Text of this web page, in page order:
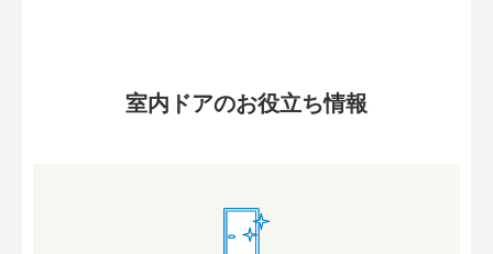
室内ドアのお役立ち情報